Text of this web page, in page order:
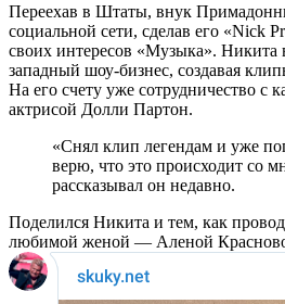
Переехав в Штаты, внук
социальной сети, сделав его «Nick
своих интересов «Музыка». Никита
западный шоу-бизнес, создавая
На его счету уже сотрудничество с
актрисой Долли Партон.
«Снял клип легендам и уже
верю, что это происходит со
рассказывал он недавно.
Поделился Никита и тем, как
любимой женой — Аленой